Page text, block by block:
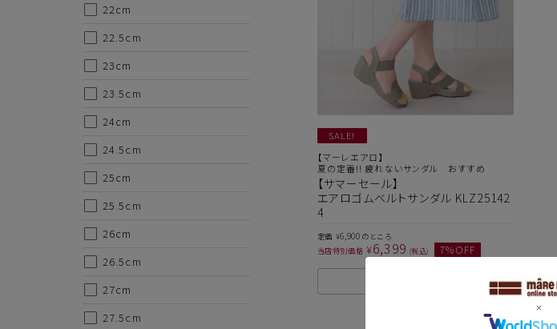
SALE!
【マーレエアロ】
夏の定番!! 疲れないサンダル おすすめ
【サマーセール】
エアロゴムベルトサンダル KLZ25142
4
定価 ¥6,900 のところ
当店特別価格 ¥6,399 税込 7%OFF
22cm
22.5cm
23cm
23.5cm
24cm
24.5cm
25cm
25.5cm
26cm
26.5cm
27cm
27.5cm